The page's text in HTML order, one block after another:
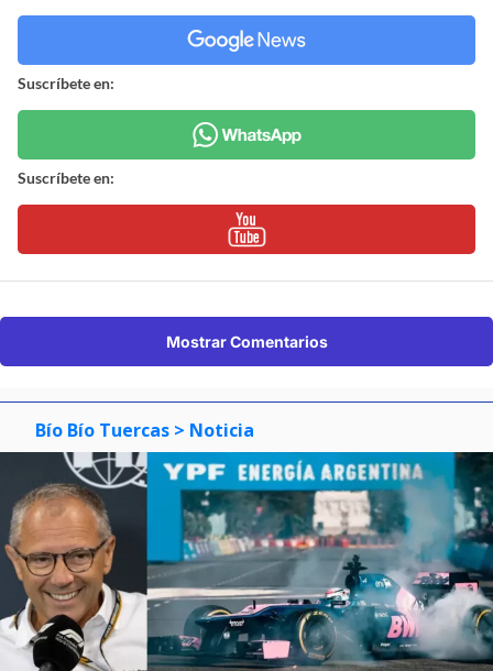
Suscríbete en:
Suscríbete en:
Mostrar Comentarios
Bío Bío Tuercas > Noticia